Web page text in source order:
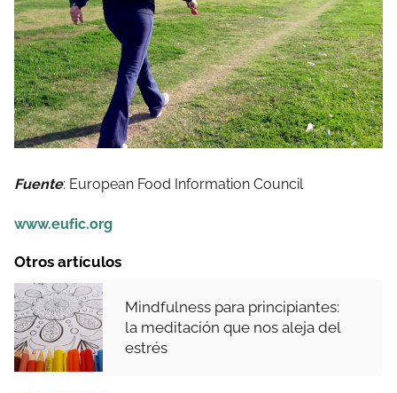
Fuente: European Food Information Council
www.eufic.org
Otros artículos
Mindfulness para principiantes:
la meditación que nos aleja del
estrés